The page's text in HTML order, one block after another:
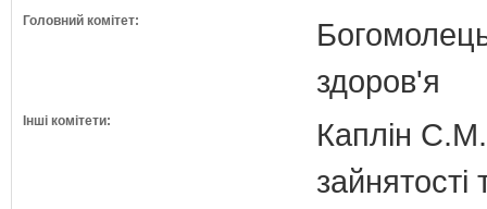
Головний комітет:
здоров'я
Інші комітети:
Каплін С.М.
зайнятості